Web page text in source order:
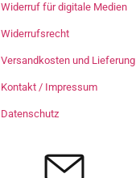
Widerruf für digitale Medien
Widerrufsrecht
Versandkosten und Lieferung
Kontakt / Impressum
Datenschutz